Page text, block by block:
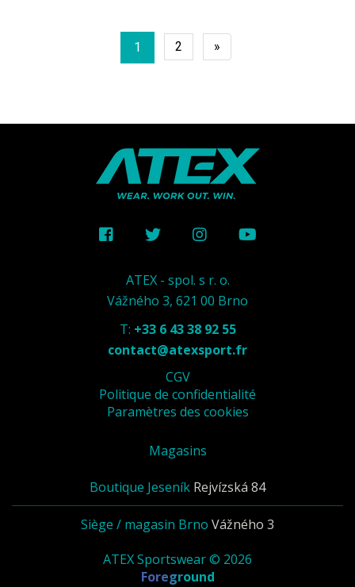
1 2 »
ATEX - spol. s r. o.
Vážného 3, 621 00 Brno
T: +33 6 43 38 92 55
contact@atexsport.fr
CGV
Politique de confidentialité
Paramètres des cookies
Magasins
Boutique Jeseník Rejvízská 84
Siège / magasin Brno Vážného 3
ATEX Sportswear © 2026
Foreground